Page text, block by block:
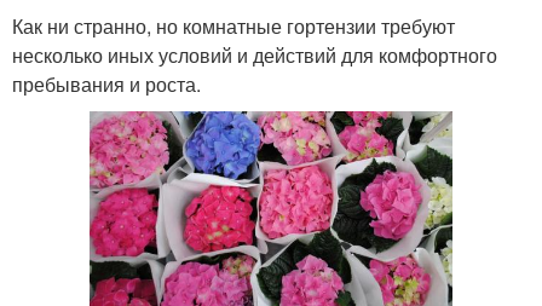
Как ни странно, но комнатные гортензии требуют
несколько иных условий и действий для комфортного
пребывания и роста.